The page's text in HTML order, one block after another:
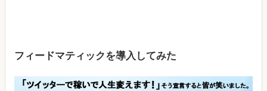
フィードマティックを導入してみた